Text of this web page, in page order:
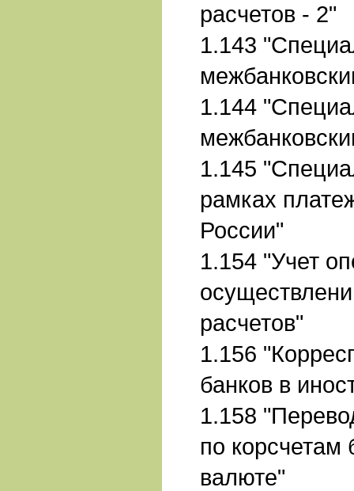
расчетов - 2"
1.143
1.144
1.145
рамках
России"
1.154 "Учет
расчетов"
1.156
банков в
1.158
по корсчетам
валюте"